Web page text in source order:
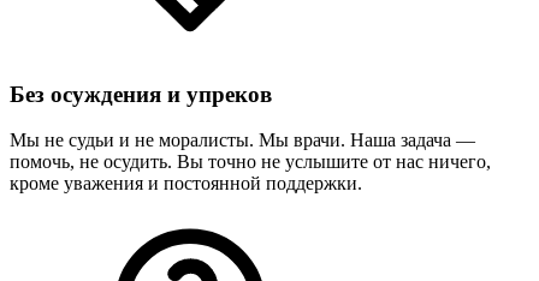
Без осуждения и упреков
Мы не судьи и не моралисты. Мы врачи. Наша задача —
помочь, не осудить. Вы точно не услышите от нас ничего,
кроме уважения и постоянной поддержки.